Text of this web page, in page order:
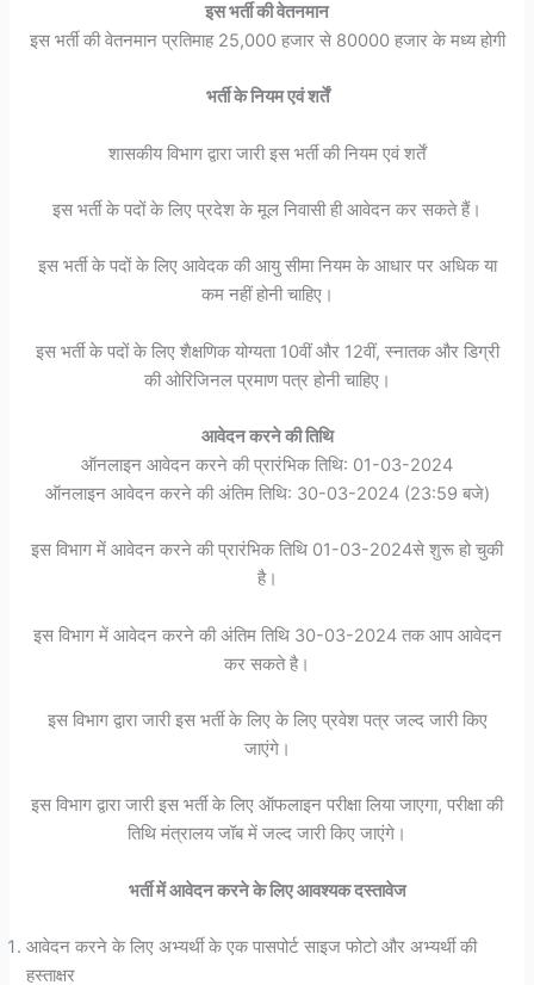
इस भर्ती की वेतनमान
इस भर्ती की वेतनमान प्रतिमाह 25,000 हजार से 80000 हजार के मध्य होगी
भर्ती के नियम एवं शर्तें
शासकीय विभाग द्वारा जारी इस भर्ती की नियम एवं शर्तें
इस भर्ती के पदों के लिए प्रदेश के मूल निवासी ही आवेदन कर सकते हैं।
इस भर्ती के पदों के लिए आवेदक की आयु सीमा नियम के आधार पर अधिक या
कम नहीं होनी चाहिए।
इस भर्ती के पदों के लिए शैक्षणिक योग्यता 10वीं और 12वीं, स्नातक और डिग्री
की ओरिजिनल प्रमाण पत्र होनी चाहिए।
आवेदन करने की तिथि
ऑनलाइन आवेदन करने की प्रारंभिक तिथि: 01-03-2024
ऑनलाइन आवेदन करने की अंतिम तिथि: 30-03-2024 (23:59 बजे)
इस विभाग में आवेदन करने की प्रारंभिक तिथि 01-03-2024से शुरू हो चुकी
है।
इस विभाग में आवेदन करने की अंतिम तिथि 30-03-2024 तक आप आवेदन
कर सकते है।
इस विभाग द्वारा जारी इस भर्ती के लिए के लिए प्रवेश पत्र जल्द जारी किए
जाएंगे।
इस विभाग द्वारा जारी इस भर्ती के लिए ऑफलाइन परीक्षा लिया जाएगा, परीक्षा की
तिथि मंत्रालय जॉब में जल्द जारी किए जाएंगे।
भर्ती में आवेदन करने के लिए आवश्यक दस्तावेज
आवेदन करने के लिए अभ्यर्थी के एक पासपोर्ट साइज फोटो और अभ्यर्थी की
हस्ताक्षर